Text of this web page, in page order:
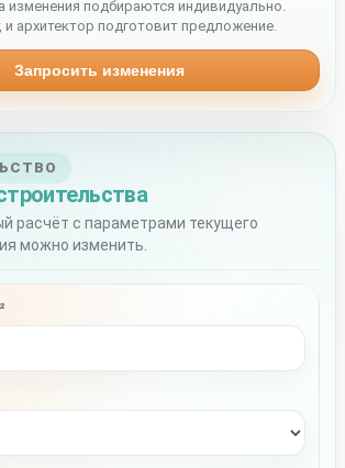
расчёт с параметрами текущего
можно изменить.
изменения подбираются индивидуально.
и архитектор подготовит предложение.
Запросить изменения